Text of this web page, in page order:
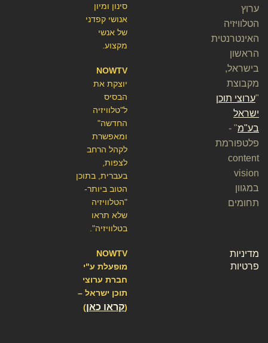
סינון ומיון
אנושי קפדני
של אנשי
מקצוע.
NOWTV
יוצקת את
הבסיס
ל"טלוויזיה
החדשה"
ומאפשרת
לקהל הרחב
לצפות,
בעברית, בתוכן
הטוב ביותר-
"הטלוויזיה
שלא תראו
בטלוויזיה".
NOWTV
מופעלת ע"י
חברת ערוצי
תוכן ישראל –
(קראו כאן)
ערוץ
הטלוויזיה
האינטרנטית
הראשון
בישראל,
מקבוצת
"ערוצי תוכן
ישראל
בע"מ" -
פלטפורמת
content
vision
במגוון
תחומים
מדיניות
פרטיות